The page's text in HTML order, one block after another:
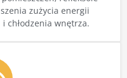
zużycia energii
chłodzenia wnętrza.